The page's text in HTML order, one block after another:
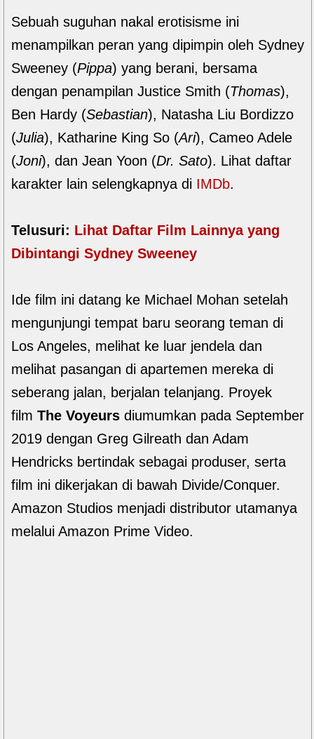
Sebuah suguhan nakal erotisisme ini
menampilkan peran yang dipimpin oleh Sydney
Sweeney (Pippa) yang berani, bersama
dengan penampilan Justice Smith (Thomas),
Ben Hardy (Sebastian), Natasha Liu Bordizzo
(Julia), Katharine King So (Ari), Cameo Adele
(Joni), dan Jean Yoon (Dr. Sato). Lihat daftar
karakter lain selengkapnya di IMDb.
Telusuri: Lihat Daftar Film Lainnya yang
Dibintangi Sydney Sweeney
Ide film ini datang ke Michael Mohan setelah
mengunjungi tempat baru seorang teman di
Los Angeles, melihat ke luar jendela dan
melihat pasangan di apartemen mereka di
seberang jalan, berjalan telanjang. Proyek
film The Voyeurs diumumkan pada September
2019 dengan Greg Gilreath dan Adam
Hendricks bertindak sebagai produser, serta
film ini dikerjakan di bawah Divide/Conquer.
Amazon Studios menjadi distributor utamanya
melalui Amazon Prime Video.